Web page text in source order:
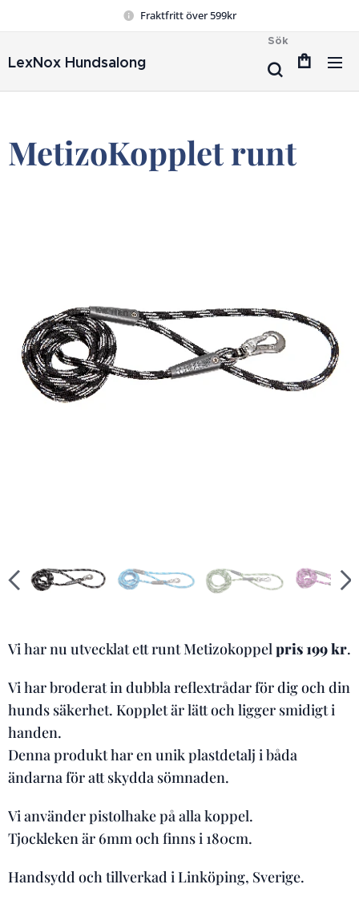
Fraktfritt över 599kr
LexNox Hundsalong
Sök
MetizoKopplet runt
Vi har nu utvecklat ett runt Metizokoppelpris 199 kr.
Vi har broderat in dubbla reflextrådar för dig och din
hunds säkerhet. Kopplet är lätt och ligger smidigt i
handen.
Denna produkt har en unik plastdetalj i båda
ändarna för att skydda sömnaden.
Vi använder pistolhake på alla koppel.
Tjockleken är 6mm och finns i 180cm.
Handsydd och tillverkad i Linköping, Sverige.